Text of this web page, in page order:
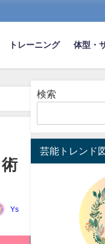
トレーニング 体型・
Ys
検索
芸能トレンド